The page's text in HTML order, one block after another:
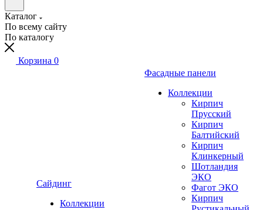
Каталог
По всему сайту
По каталогу
Корзина 0
Сайдинг
Коллекции
Фасадные панели
Коллекции
Кирпич
Прусский
Кирпич
Балтийский
Кирпич
Клинкерный
Шотландия
ЭКО
Фагот ЭКО
Кирпич